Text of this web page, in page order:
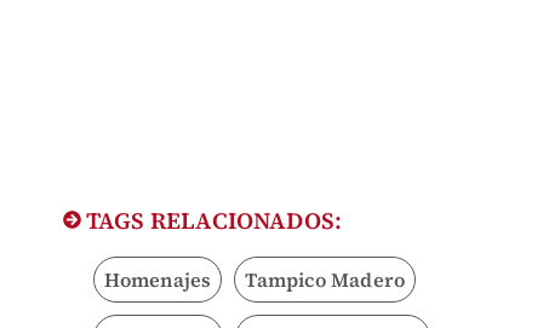
TAGS RELACIONADOS:
Homenajes Tampico Madero